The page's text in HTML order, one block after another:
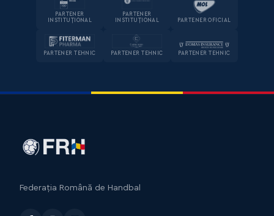
PARTENER
INSTITUȚIONAL
PARTENER
INSTITUȚIONAL
PARTENER OFICIAL
PARTENER TEHNIC PARTENER TEHNIC PARTENER TEHNIC
Federația Română de Handbal